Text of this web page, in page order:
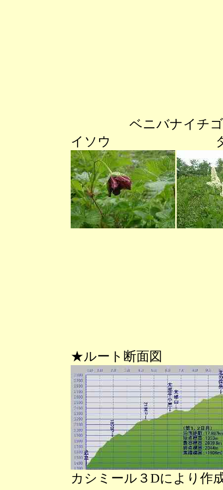
ベニバナ
イソウ タカネ
★ルート断面図
カシミール３Dにより作